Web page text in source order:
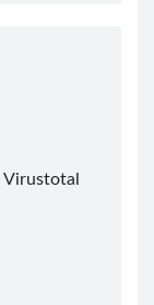
Virustotal